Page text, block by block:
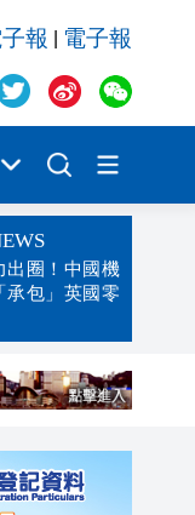
報 電子報
出圈！中國機
承包」英國零